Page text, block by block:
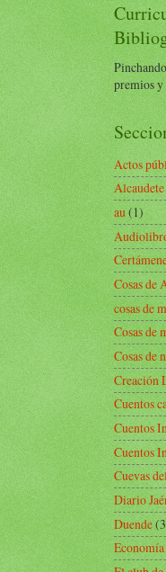
premios y
Actos
au(1)
Cosas de
cosas de
Cosas de
Cosas de
Creación
Cuentos
Cuentos
Cuentos
Cuevas
Diario
Duende
Economía